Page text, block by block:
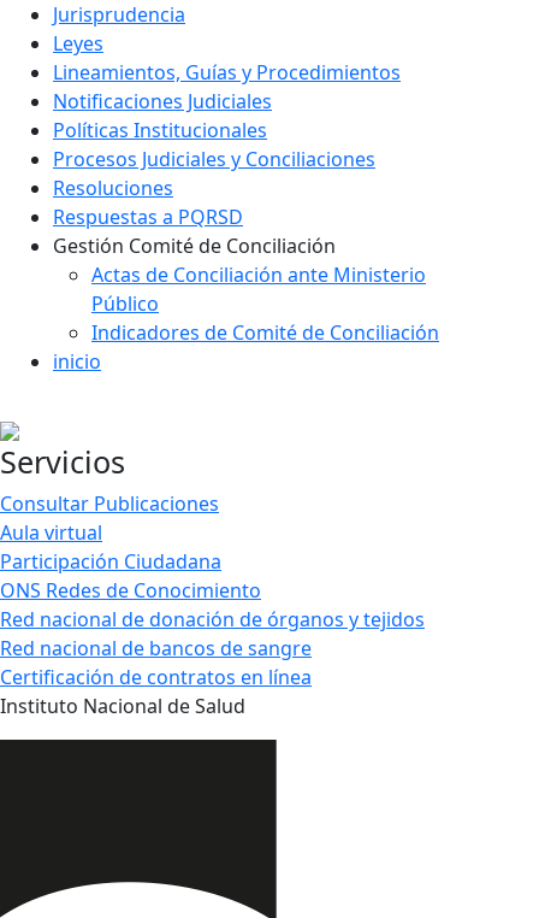
Jurisprudencia
Leyes
Lineamientos, Guías y Procedimientos
Notificaciones Judiciales
Políticas Institucionales
Procesos Judiciales y Conciliaciones
Resoluciones
Respuestas a PQRSD
Gestión Comité de Conciliación
Actas de Conciliación ante Ministerio
Público
Indicadores de Comité de Conciliación
inicio
Servicios
Consultar Publicaciones
Aula virtual
Participación Ciudadana
ONS Redes de Conocimiento
Red nacional de donación de órganos y tejidos
Red nacional de bancos de sangre
Certificación de contratos en línea
Instituto Nacional de Salud